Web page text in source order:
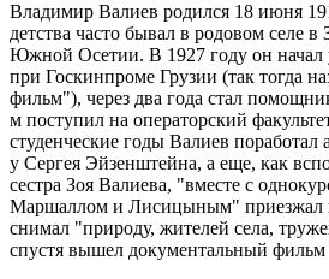
Владимир Валиев родился 18 июня
детства часто бывал в родовом селе в
Южной Осетии. В 1927 году он начал
при Госкинпроме Грузии (так тогда
фильм"), через два года стал
м поступил на операторский
студенческие годы Валиев поработал
у Сергея Эйзенштейна, а еще, как
сестра Зоя Валиева, "вместе с
Маршаллом и Лисицыным"
снимал "природу, жителей села,
спустя вышел документальный